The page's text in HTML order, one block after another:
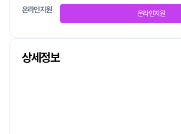
온라인지원 온라인지원
상세정보